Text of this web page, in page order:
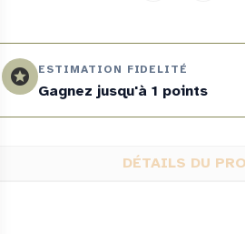
stars ESTIMATION FIDELITÉ
Gagnez jusqu'à 1 points
DÉTAILS DU